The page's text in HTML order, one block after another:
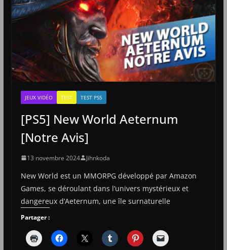
JEUX VIDÉO TEST TEST PS5
[PS5] New World Aeternum
[Notre Avis]
13 novembre 2024 Jihnkoda
New World est un MMORPG développé par Amazon
Games, se déroulant dans l’univers mystérieux et
dangereux d’Aeternum, une île surnaturelle
Partager :